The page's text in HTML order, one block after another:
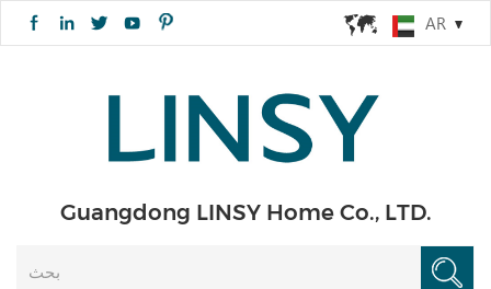
AR
Guangdong LINSY Home Co., LTD.